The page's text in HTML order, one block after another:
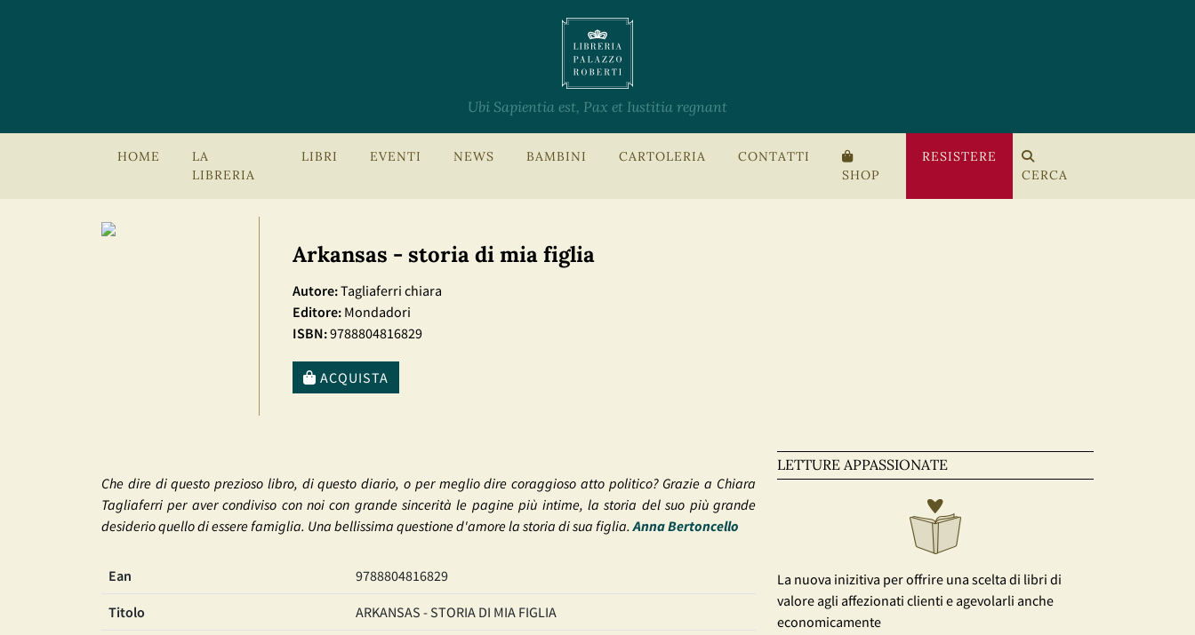
Ubi Sapientia est, Pax et Iustitia regnant
HOME
LA
LIBRERIA
LIBRI EVENTI NEWS BAMBINI CARTOLERIA
CONTATTI
SHOP
RESISTERE
CERCA
Arkansas - storia di mia figlia
Autore:Tagliaferri chiara
Editore: Mondadori
ISBN:9788804816829
ACQUISTA
Che dire di questo prezioso libro, di questo diario, o per meglio dire coraggioso atto politico? Grazie a Chiara
Tagliaferri per aver condiviso con noi con grande sincerità le pagine più intime, la storia del suo più grande
desiderio quello di essere famiglia. Una bellissima questione d'amore la storia di sua figlia.Anna Bertoncello
Ean 9788804816829
Titolo ARKANSAS - STORIA DI MIA FIGLIA
LETTURE APPASSIONATE
La nuova inizitiva per offrire una scelta di libri di
valore agli affezionati clienti e agevolarli anche
economicamente